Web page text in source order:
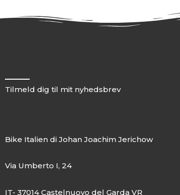
Tilmeld dig til mit nyhedsbrev
Bike Italien di Johan Joachim Jerichow
Via Umberto I, 24
IT- 37014 Castelnuovo del Garda VR